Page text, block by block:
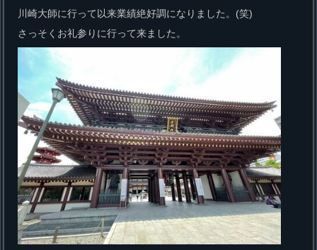
川崎大師に行って以来業績絶好調になりました。(笑)
さっそくお礼参りに行って来ました。